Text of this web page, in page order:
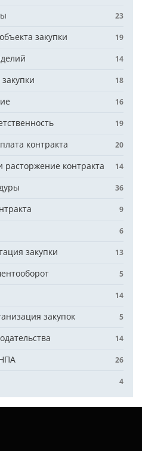
23
закупки 19
14
18
16
19
контракта 20
контракта 14
36
9
6
закупки 13
5
14
закупок 5
14
26
4